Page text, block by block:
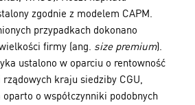
zgodnie z modelem CAPM.
przypadkach dokonano
firmy (ang. size premium).
ustalono w oparciu o rentowność
kraju siedziby CGU,
o współczynniki podobnych